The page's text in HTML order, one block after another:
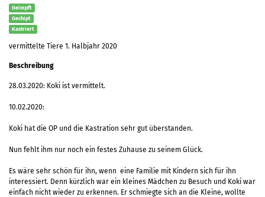
Geimpft
Gechipt
Kastriert
vermittelte Tiere 1. Halbjahr 2020
Beschreibung
28.03.2020: Koki ist vermittelt.
10.02.2020:
Koki hat die OP und die Kastration sehr gut überstanden.
Nun fehlt ihm nur noch ein festes Zuhause zu seinem Glück.
Es wäre sehr schön für ihn, wenn eine Familie mit Kindern sich für ihn
interessiert. Denn kürzlich war ein kleines Mädchen zu Besuch und Koki war
einfach nicht wieder zu erkennen. Er schmiegte sich an die Kleine, wollte